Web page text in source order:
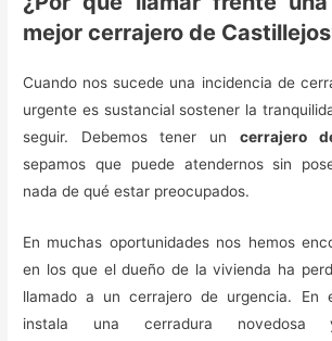
mejor cerrajero de
Cuando nos sucede una incidencia de
urgente es sustancial sostener la
seguir. Debemos tener un cerrajero
sepamos que puede atendernos sin
nada de qué estar preocupados.
En muchas oportunidades nos hemos
en los que el dueño de la vivienda ha
llamado a un cerrajero de urgencia. En
instala una cerradura